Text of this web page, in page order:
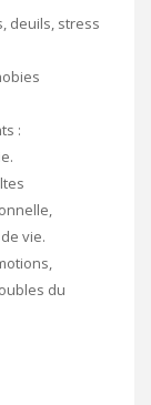
deuils, stress
:
vie.
du